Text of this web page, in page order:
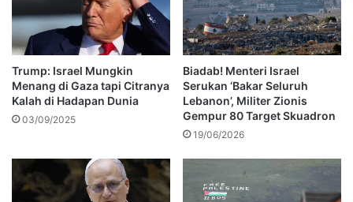
Trump: Israel Mungkin
Menang di Gaza tapi Citranya
Kalah di Hadapan Dunia
03/09/2025
Biadab! Menteri Israel
Serukan ‘Bakar Seluruh
Lebanon’, Militer Zionis
Gempur 80 Target Skuadron
19/06/2026